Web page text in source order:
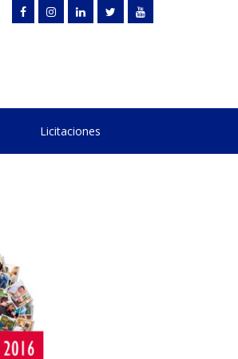
Licitaciones